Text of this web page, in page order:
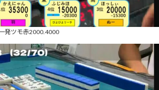
発ツモ赤2000.4000